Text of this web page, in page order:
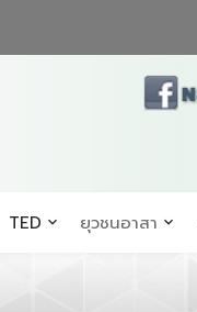
TED ยุวชนอาสา